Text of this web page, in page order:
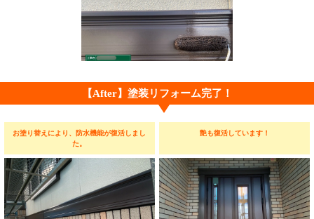
【After】塗装リフォーム完了！
お塗り替えにより、防水機能が復活しまし
た。
艶も復活しています！